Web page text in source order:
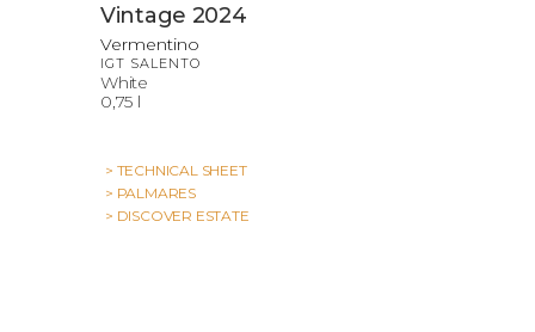
Vintage 2024
Vermentino
IGT SALENTO
White
0,75 l
> TECHNICAL SHEET
> PALMARES
> DISCOVER ESTATE